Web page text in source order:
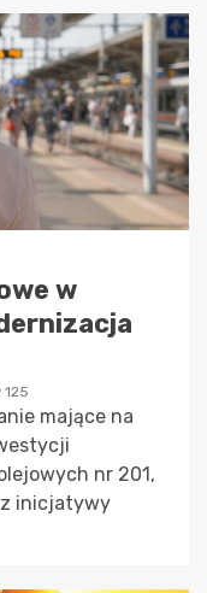
w
125
mające na
nr 201,
z inicjatywy